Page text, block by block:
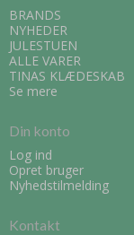
BRANDS
NYHEDER
JULESTUEN
ALLE VARER
TINAS KLÆDESKAB
Se mere
Din konto
Log ind
Opret bruger
Nyhedstilmelding
Kontakt